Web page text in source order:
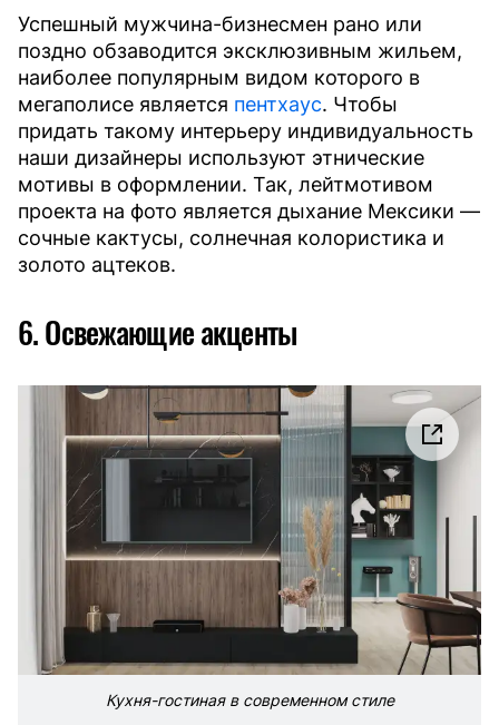
Успешный мужчина-бизнесмен рано или
поздно обзаводится эксклюзивным жильем,
наиболее популярным видом которого в
мегаполисе является пентхаус. Чтобы
придать такому интерьеру индивидуальность
наши дизайнеры используют этнические
мотивы в оформлении. Так, лейтмотивом
проекта на фото является дыхание Мексики —
сочные кактусы, солнечная колористика и
золото ацтеков.
6. Освежающие акценты
Кухня-гостиная в современном стиле